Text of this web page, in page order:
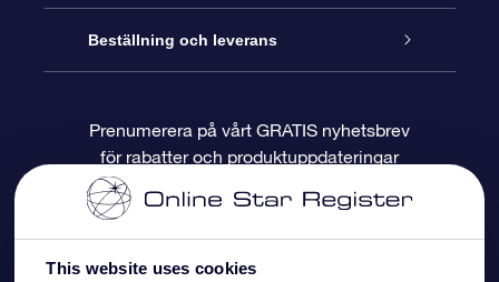
This website uses cookies
Blogg
Recensioner
OSR Gåvopaket
OSR Presentkort
Företagspresenter
Stjärnregiste
Personlig Stjärnsida
One Million Stars
Beställning och leverans
Betalningsinformation
Prenumerera på vårt GRATIS nyhetsbrev
för rabatter och produktuppdateringar